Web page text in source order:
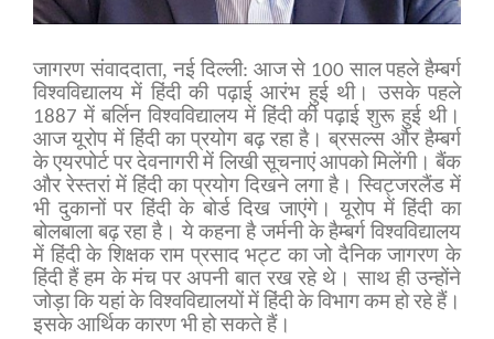
जागरण संवाददाता,नई दिल्ली: आज से 100 साल पहले हैम्बर्ग
विश्वविद्यालय में हिंदी की पढ़ाई आरंभ हुई थी। उसके पहले
1887 में बर्लिन विश्वविद्यालय में हिंदी की पढ़ाई शुरू हुई थी।
आज यूरोप में हिंदी का प्रयोग बढ़ रहा है। ब्रसल्स और हैम्बर्ग
के एयरपोर्ट पर देवनागरी में लिखी सूचनाएं आपको मिलेंगी। बैंक
और रेस्तरां में हिंदी का प्रयोग दिखने लगा है। स्विट्जरलैंड में
भी दुकानों पर हिंदी के बोर्ड दिख जाएंगे। यूरोप में हिंदी का
बोलबाला बढ़ रहा है। ये कहना है जर्मनी के हैम्बर्ग विश्वविद्यालय
में हिंदी के शिक्षक राम प्रसाद भट्ट का जो दैनिक जागरण के
हिंदी हैं हम के मंच पर अपनी बात रख रहे थे। साथ ही उन्होंने
जोड़ा कि यहां के विश्वविद्यालयों में हिंदी के विभाग कम हो रहे हैं।
इसके आर्थिक कारण भी हो सकते हैं।